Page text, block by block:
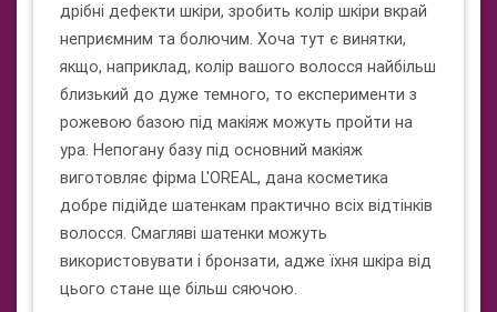
дрібні дефекти шкіри, зробить колір шкіри вкрай
неприємним та болючим. Хоча тут є винятки,
якщо, наприклад, колір вашого волосся найбільш
близький до дуже темного, то експерименти з
рожевою базою під макіяж можуть пройти на
ура. Непогану базу під основний макіяж
виготовляє фірма L'OREAL, дана косметика
добре підійде шатенкам практично всіх відтінків
волосся. Смагляві шатенки можуть
використовувати і бронзати, адже їхня шкіра від
цього стане ще більш сяючою.